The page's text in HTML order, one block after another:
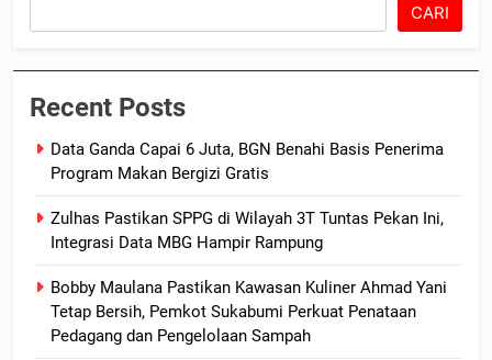
CARI
Recent Posts
Data Ganda Capai 6 Juta, BGN Benahi Basis Penerima
Program Makan Bergizi Gratis
Zulhas Pastikan SPPG di Wilayah 3T Tuntas Pekan Ini,
Integrasi Data MBG Hampir Rampung
Bobby Maulana Pastikan Kawasan Kuliner Ahmad Yani
Tetap Bersih, Pemkot Sukabumi Perkuat Penataan
Pedagang dan Pengelolaan Sampah